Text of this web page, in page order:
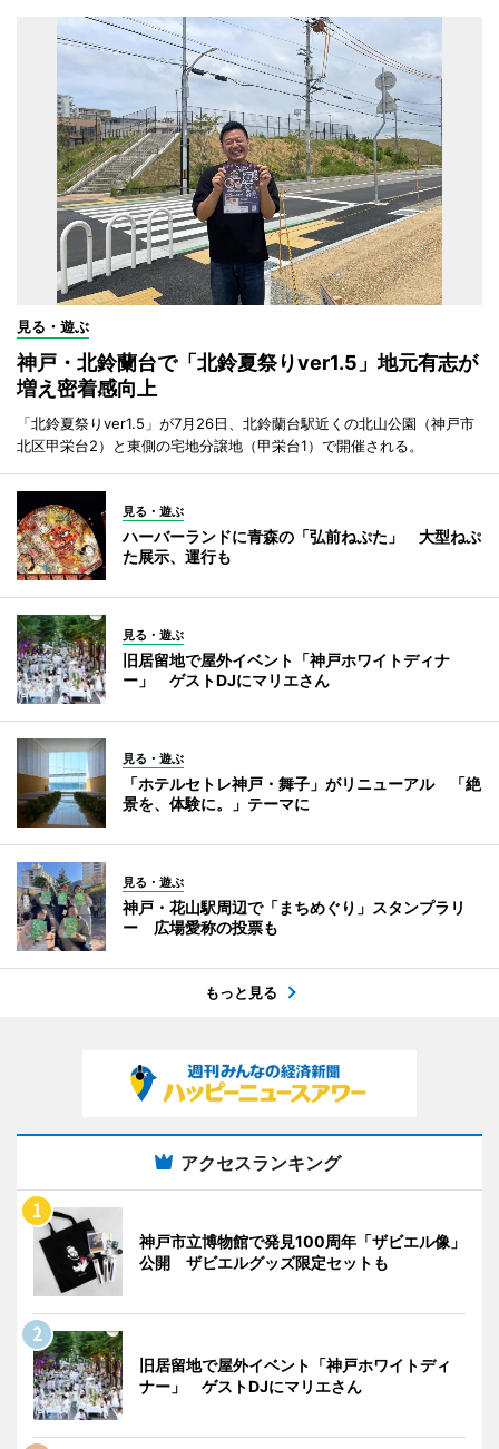
見る・遊ぶ
神戸・北鈴蘭台で「北鈴夏祭りver1.5」地元有志が
増え密着感向上
「北鈴夏祭りver1.5」が7月26日、北鈴蘭台駅近くの北山公園（神戸市
北区甲栄台2）と東側の宅地分譲地（甲栄台1）で開催される。
見る・遊ぶ
ハーバーランドに青森の「弘前ねぷた」 大型ねぷ
た展示、運行も
見る・遊ぶ
旧居留地で屋外イベント「神戸ホワイトディナ
ー」 ゲストDJにマリエさん
見る・遊ぶ
「ホテルセトレ神戸・舞子」がリニューアル 「絶
景を、体験に。」テーマに
見る・遊ぶ
神戸・花山駅周辺で「まちめぐり」スタンプラリ
ー 広場愛称の投票も
もっと見る
アクセスランキング
神戸市立博物館で発見100周年「ザビエル像」
公開 ザビエルグッズ限定セットも
旧居留地で屋外イベント「神戸ホワイトディ
ナー」 ゲストDJにマリエさん